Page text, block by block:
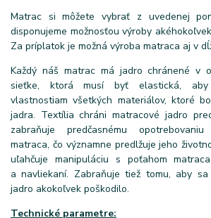
Matrac si môžete vybrať z uvedenej
disponujeme možnosťou výroby
Za príplatok je možná výroba matraca aj v
Každý náš matrac má jadro chránené v
sieťke, ktorá musí byť elastická, aby
vlastnostiam všetkých materiálov, ktoré
jadra. Textília chráni matracové jadro
zabraňuje predčasnému
matraca, čo významne predlžuje jeho
uľahčuje manipuláciu s poťahom
a navliekaní. Zabraňuje tiež tomu, aby
jadro akokoľvek poškodilo.
Technické parametre: